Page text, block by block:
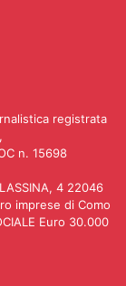
registrata
n. 15698
4 22046
imprese di Como
Euro 30.000